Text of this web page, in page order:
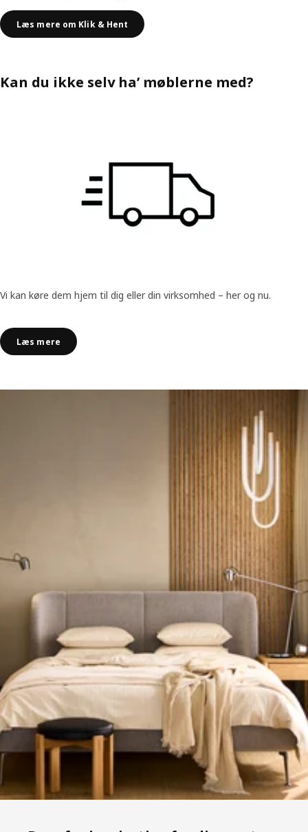
Læs mere om Klik & Hent
Kan du ikke selv ha’ møblerne med?
Vi kan køre dem hjem til dig eller din virksomhed – her og nu.
Læs mere